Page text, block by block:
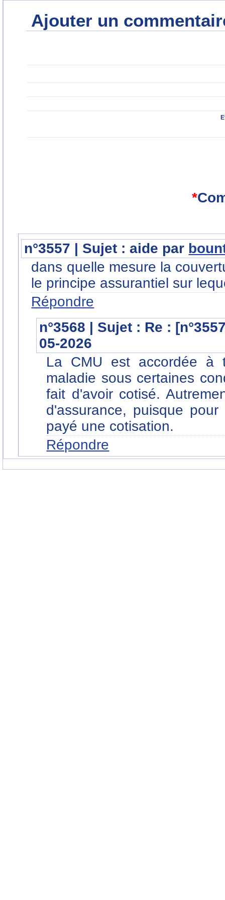
Ajouter un
*
n°3557 | Sujet : aide par
dans quelle mesure la
le principe assurantiel sur
Répondre
n°3568 | Sujet : Re :
05-2026
La CMU est accordée à
maladie sous certaines
fait d'avoir cotisé.
d'assurance, puisque
payé une cotisation.
Répondre